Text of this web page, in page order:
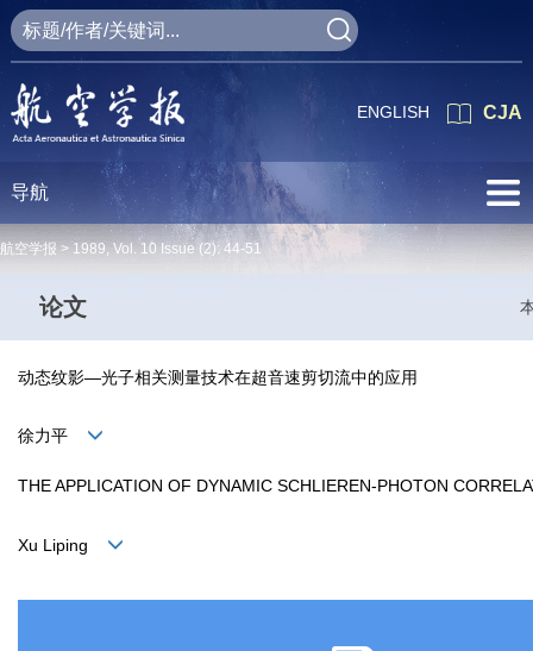
CJA
ENGLISH
导航
航空学报 > 1989, Vol. 10 Issue (2): 44-51
论文
动态纹影—光子相关测量技术在超音速剪切流中的应用
徐力平
THE APPLICATION OF DYNAMIC SCHLIEREN-PHOTON
Xu Liping